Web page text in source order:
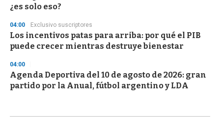
¿es solo eso?
04:00 Exclusivo suscriptores
Los incentivos patas para arriba: por qué el PIB
puede crecer mientras destruye bienestar
04:00
Agenda Deportiva del 10 de agosto de 2026: gran
partido por la Anual, fútbol argentino y LDA